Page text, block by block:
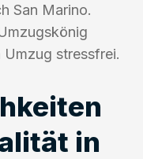
San Marino.
Umzug stressfrei.
in